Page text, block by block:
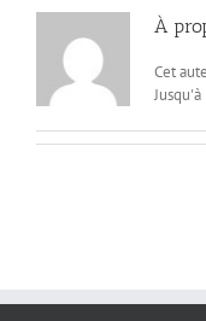
À
Cet